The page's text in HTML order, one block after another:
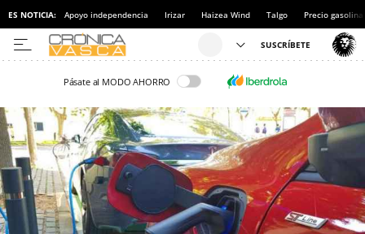
ES NOTICIA: Apoyo independencia Irizar Haizea Wind Talgo Precio gasolina
Pásate al MODO AHORRO